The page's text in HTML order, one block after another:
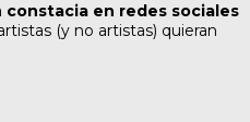
constacia en redes sociales
(y no artistas) quieran